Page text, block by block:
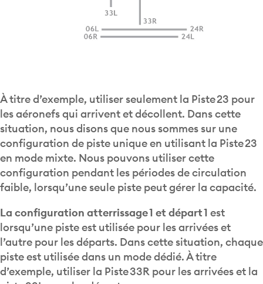
les aéronefs qui arrivent et décollent. Dans cette
situation, nous disons que nous sommes sur une
configuration de piste unique en utilisant la Piste 23
en mode mixte. Nous pouvons utiliser cette
configuration pendant les périodes de circulation
faible, lorsqu’une seule piste peut gérer la capacité.
lorsqu’une piste est utilisée pour les arrivées et
l’autre pour les départs. Dans cette situation, chaque
piste est utilisée dans un mode dédié. À titre
d’exemple, utiliser la Piste 33R pour les arrivées et la
piste 33L pour les départs.